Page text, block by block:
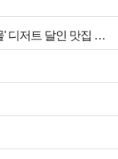
'생활의 달인', 연남동 위치 '밀푀유 등 제철 특산물' 디저트 달인 맛집 조명